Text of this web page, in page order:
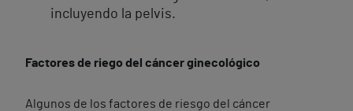
incluyendo la pelvis.
Factores de riego del cáncer ginecológico
Algunos de los factores de riesgo del cáncer